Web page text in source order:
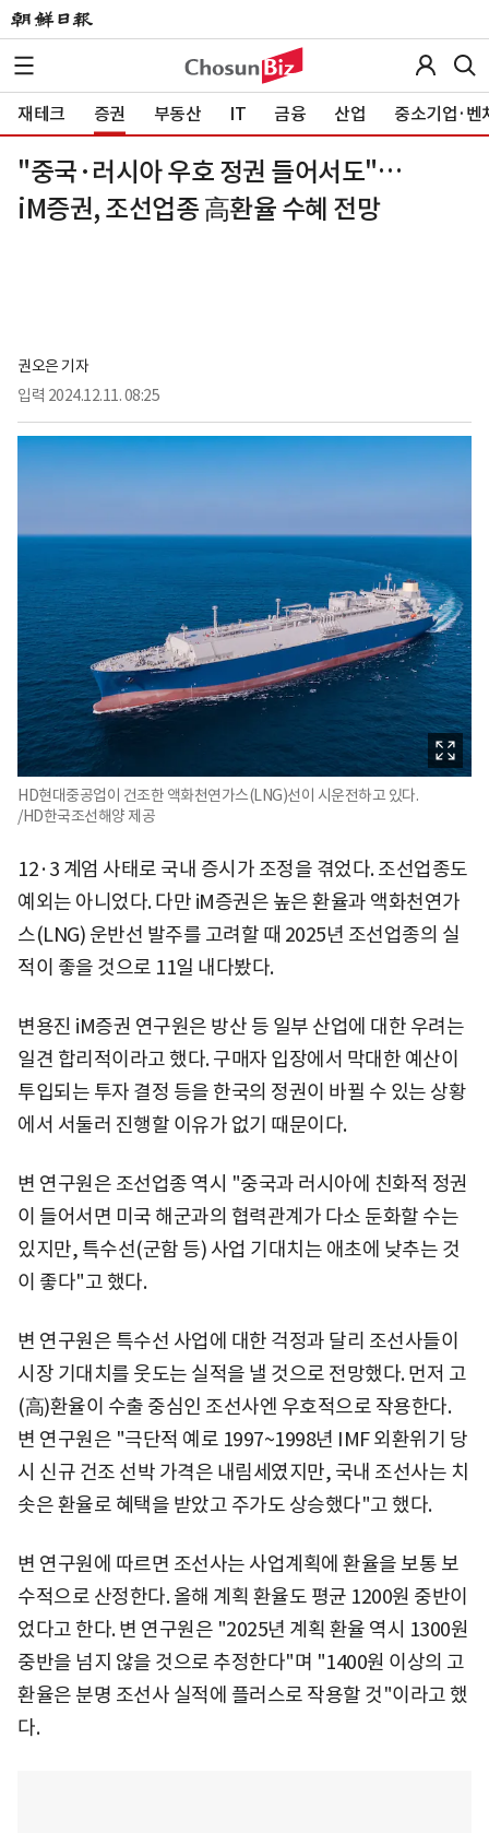
재테크 증권 부동산 IT 금융 산업 중소기업·벤
"중국·러시아 우호 정권 들어서도"…
iM증권, 조선업종 高환율 수혜 전망
권오은 기자
입력 2024.12.11. 08:25
HD현대중공업이 건조한 액화천연가스(LNG)선이 시운전하고 있다.
/HD한국조선해양 제공
12·3 계엄 사태로 국내 증시가 조정을 겪었다. 조선업종도
예외는 아니었다. 다만 iM증권은 높은 환율과 액화천연가
스(LNG) 운반선 발주를 고려할 때 2025년 조선업종의 실
적이 좋을 것으로 11일 내다봤다.
변용진 iM증권 연구원은 방산 등 일부 산업에 대한 우려는
일견 합리적이라고 했다. 구매자 입장에서 막대한 예산이
투입되는 투자 결정 등을 한국의 정권이 바뀔 수 있는 상황
에서 서둘러 진행할 이유가 없기 때문이다.
변 연구원은 조선업종 역시 "중국과 러시아에 친화적 정권
이 들어서면 미국 해군과의 협력관계가 다소 둔화할 수는
있지만, 특수선(군함 등) 사업 기대치는 애초에 낮추는 것
이 좋다"고 했다.
변 연구원은 특수선 사업에 대한 걱정과 달리 조선사들이
시장 기대치를 웃도는 실적을 낼 것으로 전망했다. 먼저 고
(高)환율이 수출 중심인 조선사엔 우호적으로 작용한다.
변 연구원은 "극단적 예로 1997~1998년 IMF 외환위기 당
시 신규 건조 선박 가격은 내림세였지만, 국내 조선사는 치
솟은 환율로 혜택을 받았고 주가도 상승했다"고 했다.
변 연구원에 따르면 조선사는 사업계획에 환율을 보통 보
수적으로 산정한다. 올해 계획 환율도 평균 1200원 중반이
었다고 한다. 변 연구원은 "2025년 계획 환율 역시 1300원
중반을 넘지 않을 것으로 추정한다"며 "1400원 이상의 고
환율은 분명 조선사 실적에 플러스로 작용할 것"이라고 했
다.